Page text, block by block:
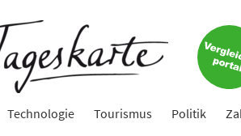
Technologie Tourismus Politik